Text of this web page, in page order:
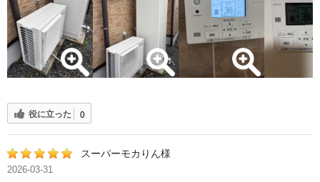
役に立った 0
スーパーモカりん様
2026-03-31